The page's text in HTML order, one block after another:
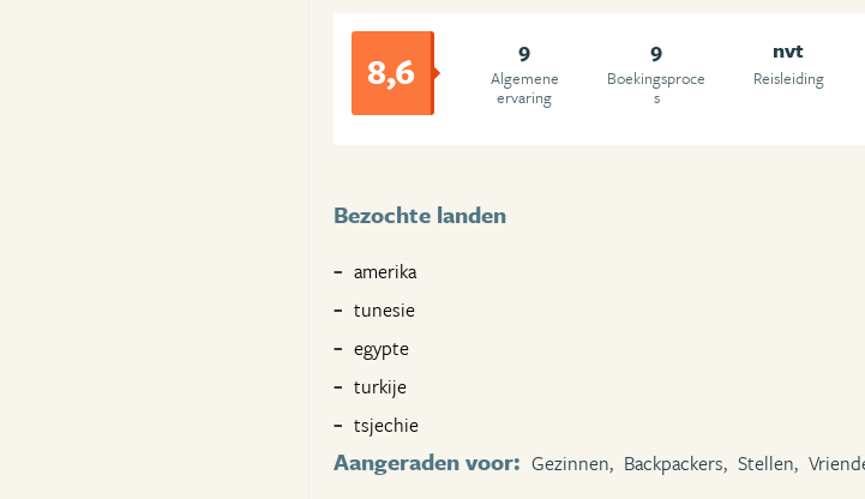
8,6 9
Algemene
ervaring
9
Boekingsproce
s
nvt
Reisleiding
Bezochte landen
amerika
tunesie
egypte
turkije
tsjechie
Aangeraden voor: Gezinnen, Backpackers, Stellen,